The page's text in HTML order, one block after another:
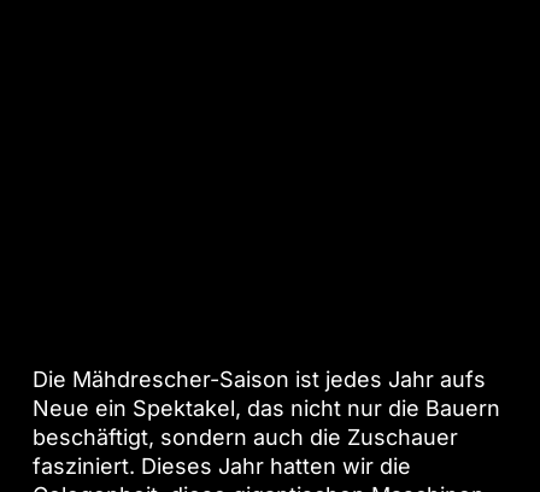
Die Mähdrescher-Saison ist jedes Jahr aufs
Neue ein Spektakel, das nicht nur die Bauern
beschäftigt, sondern auch die Zuschauer
fasziniert. Dieses Jahr hatten wir die